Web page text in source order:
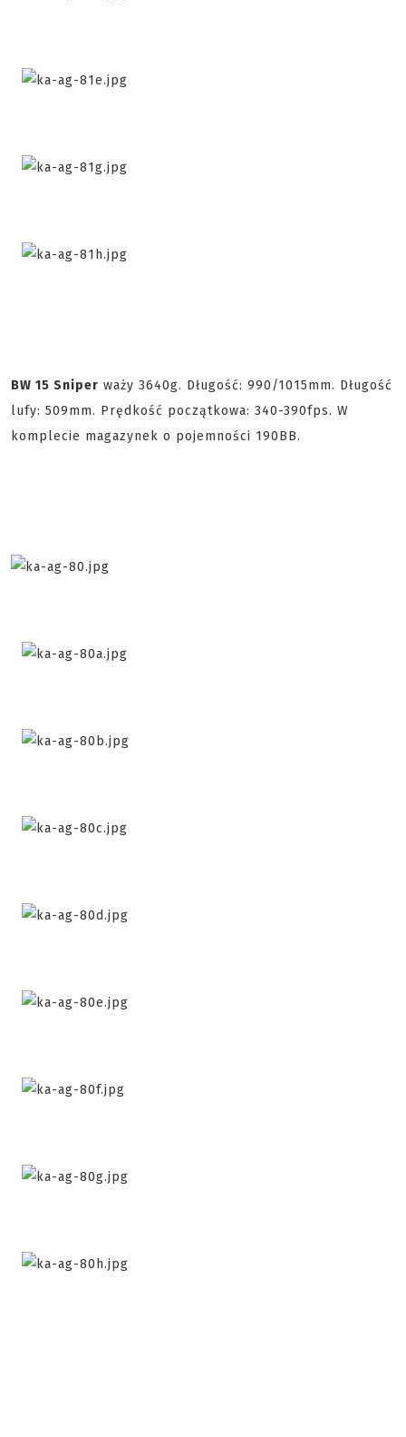
BW 15 Sniper waży 3640g. Długość: 990/1015mm. Długość
lufy: 509mm. Prędkość początkowa: 340-390fps. W
komplecie magazynek o pojemności 190BB.